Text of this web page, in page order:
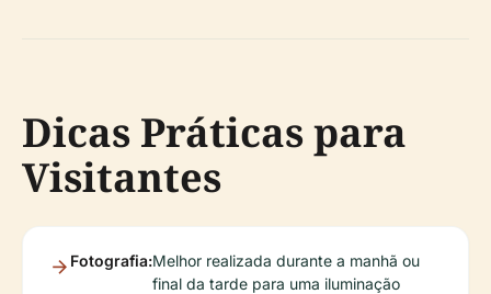
Dicas Práticas para
Visitantes
Fotografia:Melhor realizada durante a manhã ou
final da tarde para uma iluminação